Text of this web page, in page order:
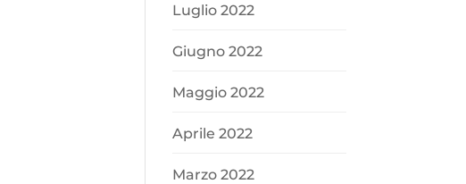
Luglio 2022
Giugno 2022
Maggio 2022
Aprile 2022
Marzo 2022